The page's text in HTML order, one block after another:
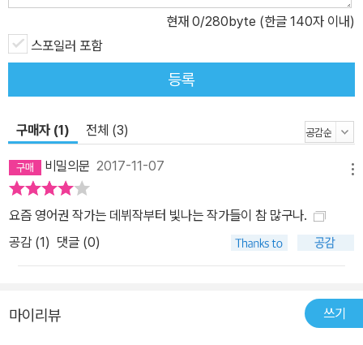
현재 0/280byte (한글 140자 이내)
스포일러 포함
등록
구매자 (1) 전체 (3)
비밀의문 2017-11-07
요즘 영어권 작가는 데뷔작부터 빛나는 작가들이 참 많구나.
공감 (1) 댓글 (0)
마이리뷰 쓰기